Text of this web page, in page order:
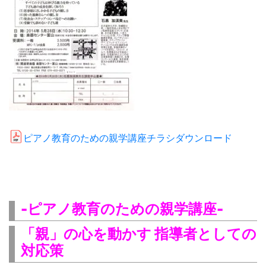
ピアノ教育のための親学講座チラシダウンロード
-ピアノ教育のための親学講座-
「親」の心を動かす 指導者としての
対応策